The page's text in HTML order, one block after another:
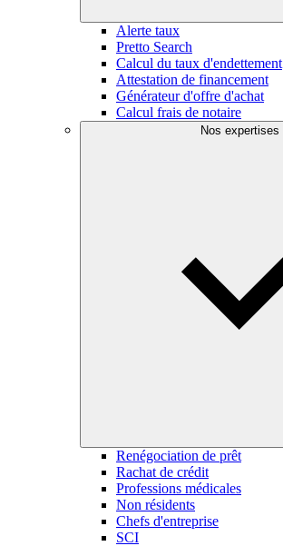
Alerte taux
Pretto Search
Calcul du taux d'endettement
Attestation de financement
Générateur d'offre d'achat
Calcul frais de notaire
Nos expertises
Renégociation de prêt
Rachat de crédit
Professions médicales
Non résidents
Chefs d'entreprise
SCI